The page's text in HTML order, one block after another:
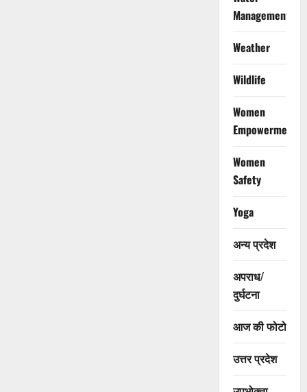
Management
Weather
Wildlife
Women
Empowerment
Women
Safety
Yoga
अन्य प्रदेश
अपराध/
दुर्घटना
आज की फोटो
उत्तर प्रदेश